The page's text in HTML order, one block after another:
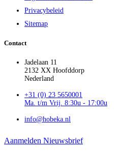
Privacybeleid
Sitemap
Contact
Jadelaan 11
2132 XX Hoofddorp
Nederland
+31 (0) 23 5650001
Ma. t/m Vrij. 8:30u - 17:00u
info@hobeka.nl
Aanmelden Nieuwsbrief